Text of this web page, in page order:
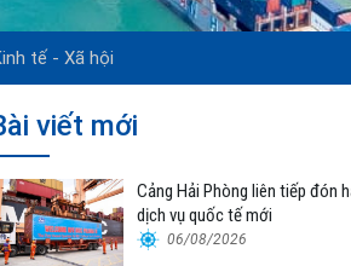
tế - Xã hội
viết mới
Cảng Hải Phòng liên tiếp đón
dịch vụ quốc tế mới
06/08/2026